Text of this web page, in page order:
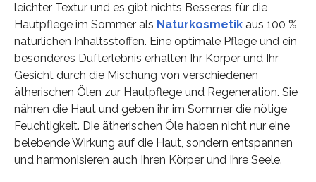
leichter Textur und es gibt nichts Besseres für die
Hautpflege im Sommer als Naturkosmetikaus 100 %
natürlichen Inhaltsstoffen. Eine optimale Pflege und ein
besonderes Dufterlebnis erhalten Ihr Körper und Ihr
Gesicht durch die Mischung von verschiedenen
ätherischen Ölen zur Hautpflege und Regeneration. Sie
nähren die Haut und geben ihr im Sommer die nötige
Feuchtigkeit. Die ätherischen Öle haben nicht nur eine
belebende Wirkung auf die Haut, sondern entspannen
und harmonisieren auch Ihren Körper und Ihre Seele.